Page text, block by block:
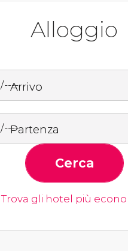
Alloggio
Arrivo
Partenza
Cerca
Trova gli hotel più